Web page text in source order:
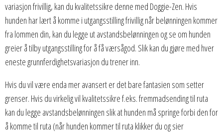
variasjon frivillig, kan du kvalitetssikre denne med Doggie-Zen. Hvis
hunden har lært å komme i utgangsstilling frivillig når belønningen kommer
fra lommen din, kan du legge ut avstandsbelønningen og se om hunden
greier å tilby utgangsstilling for å få værsågod. Slik kan du gjøre med hver
eneste grunnferdighetsvariasjon du trener inn.
Hvis du vil være enda mer avansert er det bare fantasien som setter
grenser. Hvis du virkelig vil kvalitetssikre f.eks. fremmadsending til ruta
kan du legge avstandsbelønningen slik at hunden må springe forbi den for
å komme til ruta (når hunden kommer til ruta klikker du og sier